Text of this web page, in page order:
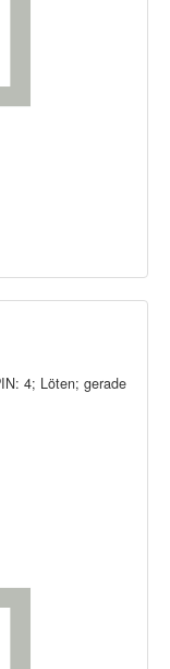
4; Löten; gerade